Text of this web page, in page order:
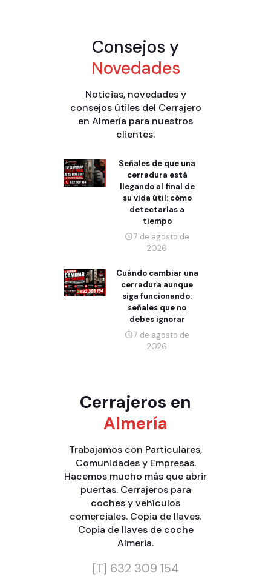
Consejos y
Novedades
Noticias, novedades y
consejos útiles del Cerrajero
en Almería para nuestros
clientes.
Señales de que una
cerradura está
llegando al final de
su vida útil: cómo
detectarlas a
tiempo
7 de agosto de
2026
Cuándo cambiar una
cerradura aunque
siga funcionando:
señales que no
debes ignorar
7 de agosto de
2026
Cerrajeros en
Almería
Trabajamos con Particulares,
Comunidadesy Empresas.
Hacemos mucho más que abrir
puertas. Cerrajeros para
coches y vehículos
comerciales. Copia de llaves.
Copia de llaves de coche
Almeria.
[T] 632 309 154